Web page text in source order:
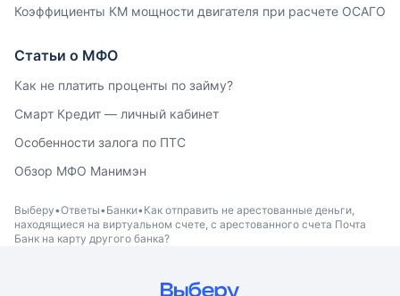
Коэффициенты КМ мощности двигателя при расчете ОСАГО
Статьи о МФО
Как не платить проценты по займу?
Смарт Кредит — личный кабинет
Особенности залога по ПТС
Обзор МФО Манимэн
Выберу Ответы Банки Как отправить не арестованные деньги,
находящиеся на виртуальном счете, с арестованного счета Почта
Банк на карту другого банка?